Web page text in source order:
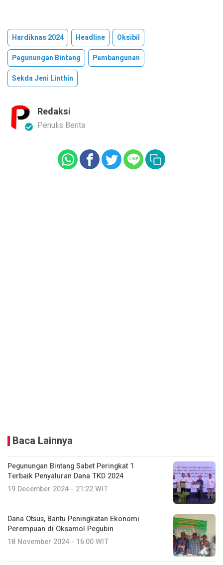
Hardiknas 2024 Headline
Oksibil
Pegunungan Bintang
Pembangunan
Sekda Jeni Linthin
Redaksi
Penulis Berita
Baca Lainnya
Pegunungan Bintang Sabet Peringkat 1
Terbaik Penyaluran Dana TKD 2024
19 December 2024 - 21:22 WIT
Dana Otsus, Bantu Peningkatan Ekonomi
Perempuan di Oksamol Pegubin
18 November 2024 - 16:00 WIT